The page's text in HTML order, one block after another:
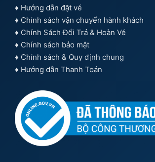
♦ Hướng dẫn đặt vé
♦ Chính sách vận chuyển hành khách
♦ Chính Sách Đổi Trả & Hoàn Vé
♦ Chính sách bảo mật
♦ Chính sách & Quy định chung
♦ Hướng dẫn Thanh Toán